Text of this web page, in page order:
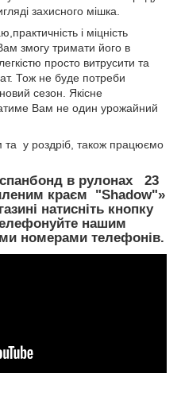
захисного мішка.
і міцність
змогу тримати його в
просто витрусити та
Тож не буде потреби
сезон. Якісне
Вам не один урожайний
та у роздріб, також працюємо
в рулонах 23
краєм "Shadow"»
натисніть кнопку
нашим
номерами телефонів.